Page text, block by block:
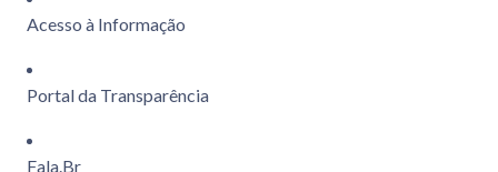
Acesso à Informação
Portal da Transparência
Fala.Br